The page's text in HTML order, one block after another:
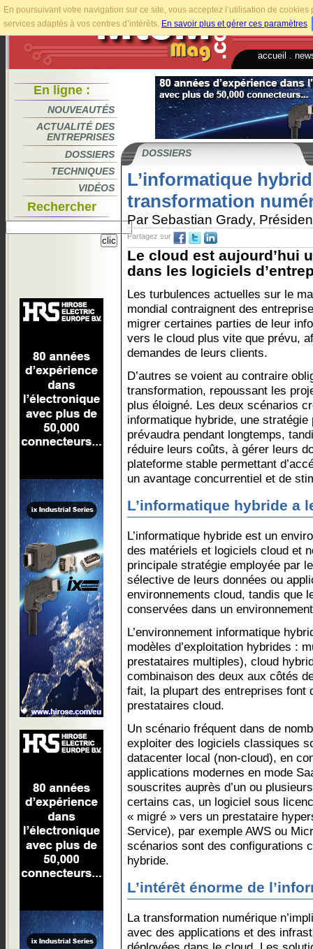
En poursuivant votre navigation sur ce site, vous acceptez l’utilisation de
services adaptés à vos centres d’intérêts. En savoir plus et gérer ces paramètres.
accueil
En ligne :
NOUVEAUTÉS
ACTUALITÉ DES
ENTREPRISES
DOSSIERS
TECHNIQUES
VIDÉOS
Rechercher
DOSSIERS
L’informatique
transformation
Par Sebastian Grady,
Partagez sur
Le cloud est aujourd’hui
dans les logiciels
Les turbulences actuelles sur le
mondial contraignent des
migrer certaines parties de leur
vers le cloud plus vite que prévu,
demandes de leurs clients.
D’autres se voient au contraire
transformation, repoussant les
plus éloigné. Les deux scénarios
informatique hybride, une
prévaudra pendant longtemps,
réduire leurs coûts, à gérer leurs
plateforme stable permettant
un avantage concurrentiel et de
L’informatique hybride a
L’informatique hybride est un
des matériels et logiciels cloud et
principale stratégie employée par
sélective de leurs données ou
environnements cloud, tandis que
conservées dans un
L’environnement informatique
modèles d’exploitation hybrides :
prestataires multiples), cloud
combinaison des deux aux côtés
fait, la plupart des entreprises font
prestataires cloud.
Un scénario fréquent dans de
exploiter des logiciels classiques
datacenter local (non-cloud), en
applications modernes en mode
souscrites auprès d’un ou
certains cas, un logiciel sous
« migré » vers un prestataire
Service), par exemple AWS ou
scénarios sont des configurations
hybride.
L’intérêt énorme de
La transformation numérique
avec des applications et des